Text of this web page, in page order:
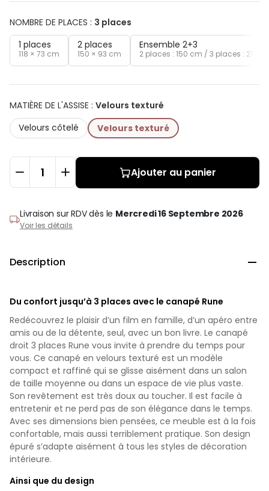
NOMBRE DE PLACES : 3 places
1 places
118 × 73 cm
2 places
150 × 93 cm
Ensemble 2+3
2 places : 150 cm / 3 places : 210 ×
MATIÈRE DE L'ASSISE : Velours texturé
Velours côtelé
Velours texturé
Ajouter au panier
Livraison sur RDVdès le Mercredi 16 Septembre 2026
Voir les détails
Description 
Du confort jusqu’à 3 places avec le canapé Rune
Redécouvrez le plaisir d’un film en famille, d’un apéro entre
amis ou de la détente, seul, avec un bon livre. Le canapé
droit 3 places Rune vous invite à prendre du temps pour
vous. Ce canapé en velours texturé est un modèle
compact et raffiné qui se glisse aisément dans un salon
de taille moyenne ou dans un espace de vie plus vaste.
Son revêtement est très doux au toucher. Il est facile à
entretenir et ne perd pas de son élégance dans le temps.
Avec ses dimensions bien pensées, ce meuble est à la fois
confortable, mais aussi terriblement pratique. Son design
épuré s’adapte aisément à tous les styles de décoration
intérieure.
Ainsi que du design